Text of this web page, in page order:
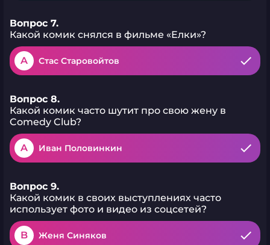
Вопрос 7.
Какой комик снялся в фильме «Елки»?
A Стас Старовойтов
Вопрос 8.
Какой комик часто шутит про свою жену в
Comedy Club?
A Иван Половинкин
Вопрос 9.
Какой комик в своих выступлениях часто
использует фото и видео из соцсетей?
B Женя Синяков